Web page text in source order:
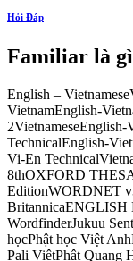
Hỏi Đáp
Familiar là gì
English –
VietnamEnglish-
TechnicalEnglish-
Vi-En
8thOXFORD
EditionWORDNET
BritannicaENGLISH
WordfinderJukuu
họcPhật học Việt
Pali ViệtPhật Quang